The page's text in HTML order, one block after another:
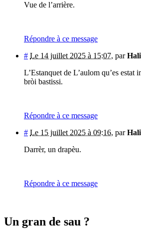
Vue de l’arrière.
Répondre à ce message
# Le 14 juillet 2025 à 15:07, par
L’Estanquet de L’aulom qu’es estat
bròi bastissi.
Répondre à ce message
# Le 15 juillet 2025 à 09:16, par
Darrèr, un drapèu.
Répondre à ce message
Un gran de sau ?